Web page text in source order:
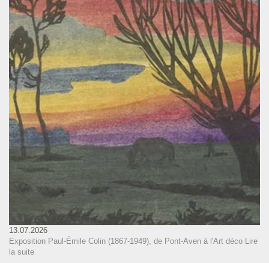
13.07.2026
Exposition Paul-Émile Colin (1867-1949), de Pont-Aven à l'Art déco Lire
la suite